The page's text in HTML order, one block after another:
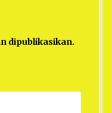
dipublikasikan.